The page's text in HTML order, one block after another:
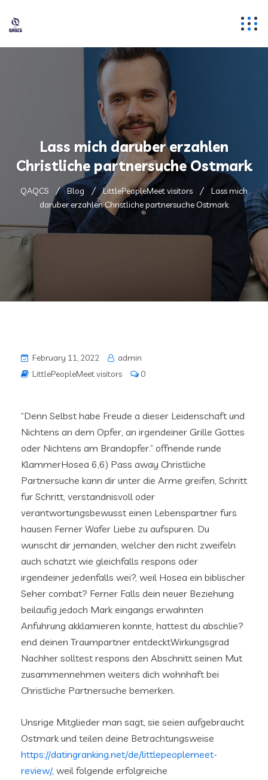
Lass mich daruber erzahlen
Christliche partnersuche Ostmark
QAQCS Blog LittlePeopleMeet visitors
Lass mich
daruber erzahlen Christliche partnersuche Ostmark
February 11, 2022
admin
LittlePeopleMeet visitors
0
“Denn Selbst habe Freude a dieser Leidenschaft und
Nichtens an dem Opfer, an irgendeiner Grille Gottes
oder Nichtens am Brandopfer.” offnende runde
KlammerHosea 6,6) Pass away Christliche
Partnersuche kann dir unter die Arme greifen, Schritt
fur Schritt, verstandnisvoll oder
verantwortungsbewusst einen Lebenspartner furs
hausen Ferner Wafer Liebe zu aufspuren. Du
wunscht dir jemanden, welcher den nicht zweifeln
auch schatzt wie gleichfalls respons oder
irgendeiner jedenfalls wei?, weil Hosea ein biblischer
Seher combat? Ferner Falls dein neuer Beziehung
beilaufig jedoch Mark eingangs erwahnten
Anfuhrung akklamieren konnte, hattest du abschlie?
end deinen Traumpartner entdecktWirkungsgrad
Nachher solltest respons den Abschnitt seinen Mut
zusammennehmen weiters dich wohnhaft bei
Christliche Partnersuche bemerken.
Unsrige Mitglieder man sagt, sie seien aufgebraucht
Ostmark und teilen deine Betrachtungsweise
https://datingranking.net/de/littlepeoplemeet-
review/, weil folgende erfolgreiche